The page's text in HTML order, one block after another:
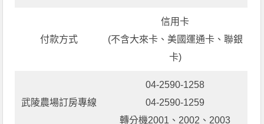
付款方式
信用卡
(不含大來卡、美國運通卡、聯銀
卡)
武陵農場訂房專線
04-2590-1258
04-2590-1259
轉分機2001、2002、2003